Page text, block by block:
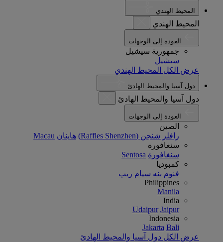
المحيط الهندي
المحيط الهندي
جمهورية سيشيل
سيشيل
عرض الكل المحيط الهندي
دول آسيا والمحيط الهادئ
دول آسيا والمحيط الهادئ
الصين
رافلز شنجن (Raffles Shenzhen)
هاينان Macau
سنغافورة
سنغافورة Sentosa
كمبوديا
فنوم بنه سيام ريب
Philippines
Manila
India
Udaipur Jaipur
Indonesia
Jakarta Bali
عرض الكل دول آسيا والمحيط الهادئ